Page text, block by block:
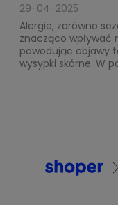
29-04-2025
Alergie, zarówno
znacząco wpływać
powodując objawy
wysypki skórne. W